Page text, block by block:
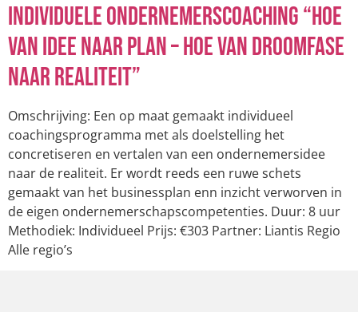
Individuele ondernemerscoaching “Hoe
van idee naar plan – hoe van droomfase
naar realiteit”
Omschrijving: Een op maat gemaakt individueel
coachingsprogramma met als doelstelling het
concretiseren en vertalen van een ondernemersidee
naar de realiteit. Er wordt reeds een ruwe schets
gemaakt van het businessplan enn inzicht verworven in
de eigen ondernemerschapscompetenties. Duur: 8 uur
Methodiek: Individueel Prijs: €303 Partner: Liantis Regio
Alle regio’s